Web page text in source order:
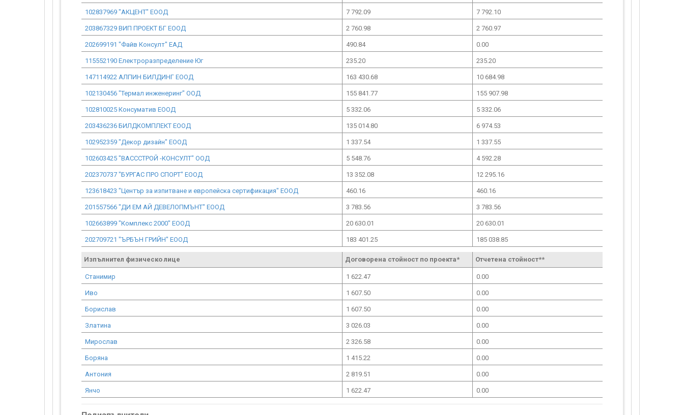
102837969 "АКЦЕНТ" ЕООД 7 792.09 7 792.10
203867329 ВИП ПРОЕКТ БГ ЕООД 2 760.98 2 760.97
202699191 "Файв Консулт" ЕАД 490.84 0.00
115552190 Електроразпределение Юг 235.20 235.20
147114922 АЛПИН БИЛДИНГ ЕООД 163 430.68 10 684.98
102130456 "Термал инженеринг" ООД 155 841.77 155 907.98
102810025 Консуматив ЕООД 5 332.06 5 332.06
203436236 БИЛДКОМПЛЕКТ ЕООД 135 014.80 6 974.53
102952359 "Декор дизайн" ЕООД 1 337.54 1 337.55
102603425 "ВАСССТРОЙ -КОНСУЛТ" ООД 5 548.76 4 592.28
202370737 "БУРГАС ПРО СПОРТ" ЕООД 13 352.08 12 295.16
123618423 "Център за изпитване и европейска сертификация" ЕООД 460.16 460.16
201557566 "ДИ ЕМ АЙ ДЕВЕЛОПМЪНТ" ЕООД 3 783.56 3 783.56
102663899 "Комплекс 2000" ЕООД 20 630.01 20 630.01
202709721 "ЪРБЪН ГРИЙН" ЕООД 183 401.25 185 038.85
Изпълнител физическо лице Договорена стойност по проекта* Отчетена стойност**
Станимир 1 622.47 0.00
Иво 1 607.50 0.00
Борислав 1 607.50 0.00
Златина 3 026.03 0.00
Мирослав 2 326.58 0.00
Боряна 1 415.22 0.00
Антония 2 819.51 0.00
Янчо 1 622.47 0.00